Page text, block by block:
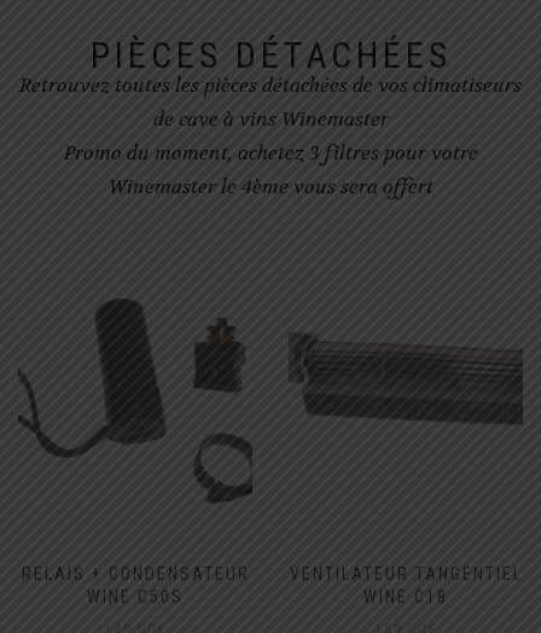
PIÈCES DÉTACHÉES
Retrouvez toutes les pièces détachées de vos climatiseurs
de cave à vins Winemaster
Promo du moment, achetez 3 filtres pour votre
Winemaster le 4ème vous sera offert
RELAIS + CONDENSATEUR
WINE C50S
VENTILATEUR TANGENTIEL
WINE C18